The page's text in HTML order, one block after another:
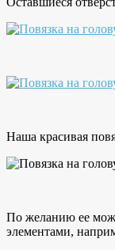
Наша красивая
По желанию ее
элементами,